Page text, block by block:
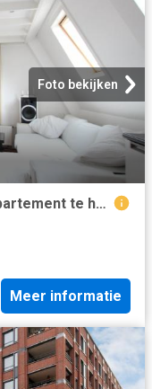
Foto bekijken
Lange Koestraat 22 A Utrecht appartement te huur bij VGW group
Meer informatie